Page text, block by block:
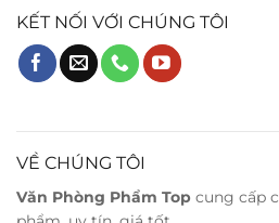
KẾT NỐI VỚI CHÚNG TÔI
VỀ CHÚNG TÔI
Văn Phòng Phẩm Top cung cấp